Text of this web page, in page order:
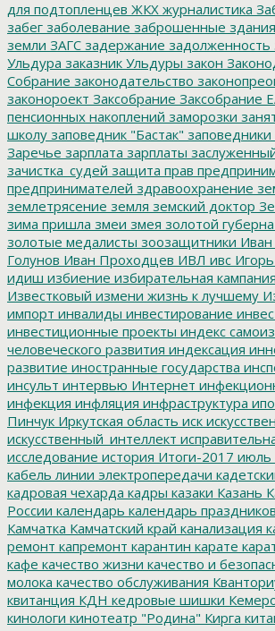
для подтопленцев ЖКХ журналистика
забег заболевание заброшенные здания
земли ЗАГС задержание задолженность
Ульдура заказник Ульдуры закон
Собрание законодательство
законороект Заксобрание Заксобрание
пенсионных накоплений заморозки
школу заповедник "Бастак" заповедники
Заречье зарплата зарплаты
зачистка_судей защита прав
предпринимателей здравоохранение
землетрясение земля земский доктор
зима пришла змеи змея золотой
золотые медалисты зоозащитники
Голунов Иван Проходцев ИВЛ ивс
идиш избиение избирательная кампания
Известковый измени жизнь к лучшему
импорт инвалиды инвестирование
инвестиционные проекты индекс
человеческого развития индексация
развитие иностранные государства
инсульт интервью Интернет
инфекция инфляция инфраструктура
Пинчук Иркутская область иск
искусственный_интеллект
исследование история Итоги-2017 июль
кабель линии электропередачи
кадровая чехарда кадры казаки Казань
России календарь календарь праздников
Камчатка Камчатский край канализация
ремонт капремонт карантин карате
кафе качество жизни качество и
молока качество обслуживания
квитанция КДН кедровые шишки
кинологи кинотеатр "Родина" Кирга